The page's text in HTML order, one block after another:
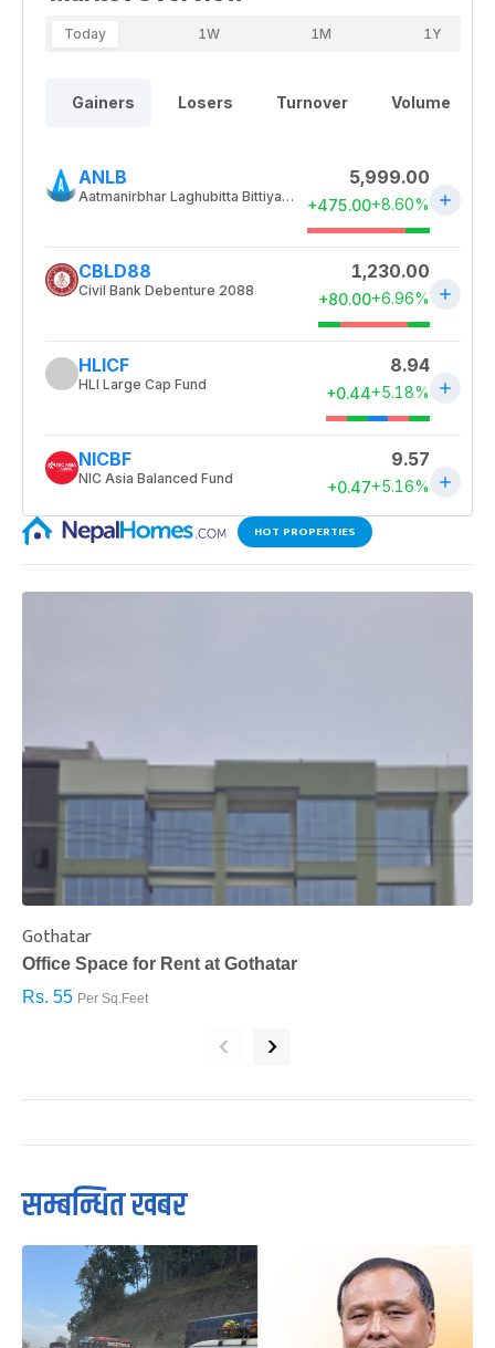
HOT PROPERTIES
Gothatar
Office Space for Rent at Gothatar
Rs. 55 Per Sq.Feet
‹ ›
सम्बन्धित खबर